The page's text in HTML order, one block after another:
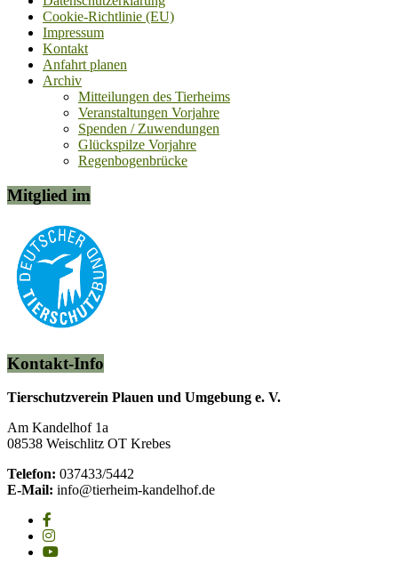
Cookie-Richtlinie (EU)
Impressum
Kontakt
Anfahrt planen
Archiv
Mitteilungen des Tierheims
Veranstaltungen Vorjahre
Spenden / Zuwendungen
Glückspilze Vorjahre
Regenbogenbrücke
Mitglied im
Kontakt-Info
Tierschutzverein Plauen und Umgebung e. V.
Am Kandelhof 1a
08538 Weischlitz OT Krebes
Telefon: 037433/5442
E-Mail: info@tierheim-kandelhof.de